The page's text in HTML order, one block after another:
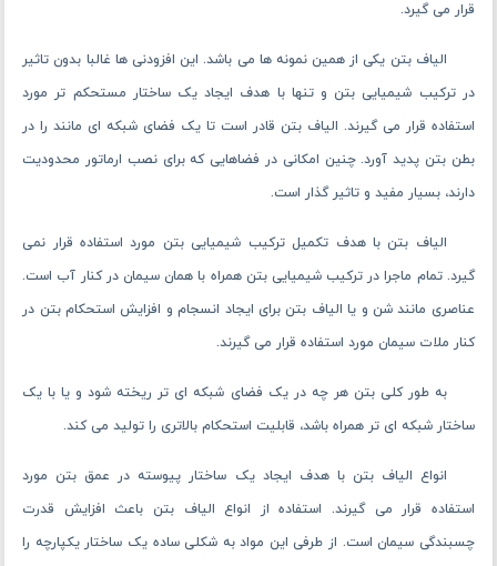
قرار می گیرد.
الیاف بتن یکی از همین نمونه ها می باشد. این افزودنی ها غالبا بدون تاثیر
در ترکیب شیمیایی بتن و تنها با هدف ایجاد یک ساختار مستحکم تر مورد
استفاده قرار می گیرند. الیاف بتن قادر است تا یک فضای شبکه ای مانند را در
بطن بتن پدید آورد. چنین امکانی در فضاهایی که برای نصب ارماتور محدودیت
دارند، بسیار مفید و تاثیر گذار است.
الیاف بتن با هدف تکمیل ترکیب شیمیایی بتن مورد استفاده قرار نمی
‌گیرد. تمام ماجرا در ترکیب شیمیایی بتن همراه با همان سیمان در کنار آب است.
عناصری مانند شن و یا الیاف بتن برای ایجاد انسجام و افزایش استحکام بتن در
کنار ملات سیمان مورد استفاده قرار می گیرند.
به طور کلی بتن هر چه در یک فضای شبکه ای تر ریخته شود و یا با یک
ساختار شبکه ای تر همراه باشد، قابلیت استحکام بالاتری را تولید می ‌کند.
انواع الیاف بتن با هدف ایجاد یک ساختار پیوسته در عمق بتن مورد
استفاده قرار می گیرند. استفاده از انواع الیاف بتن باعث افزایش قدرت
چسبندگی سیمان است. از طرفی این مواد به شکلی ساده یک ساختار یکپارچه را